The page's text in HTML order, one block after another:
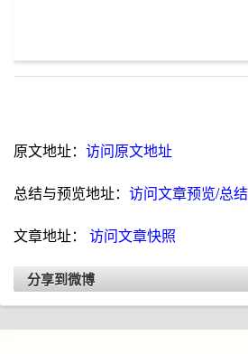
原文地址： 访问原文地址
总结与预览地址： 访问文章预览/总结
文章地址： 访问文章快照
分享到微博